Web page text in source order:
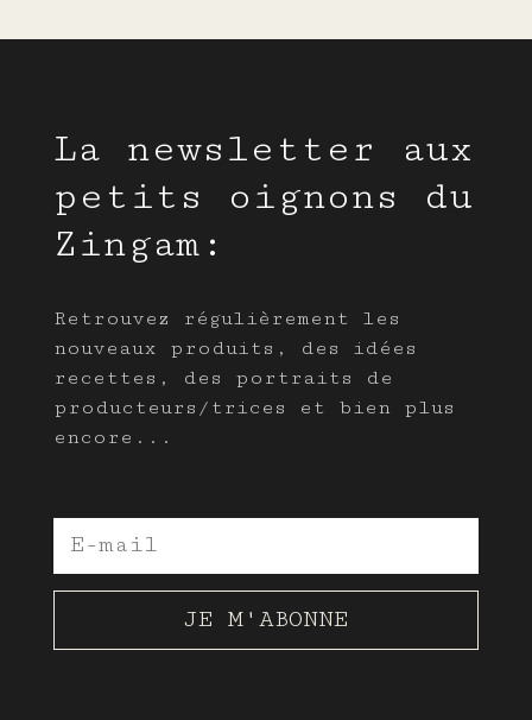
La newsletter aux
petits oignons du
Zingam:
Retrouvez régulièrement les
nouveaux produits, des idées
recettes, des portraits de
producteurs/trices et bien plus
encore...
JE M'ABONNE